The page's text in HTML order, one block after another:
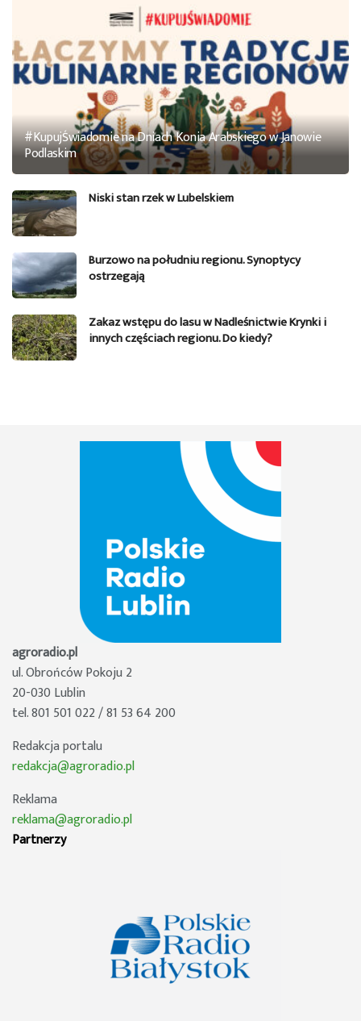
#KupujŚwiadomie na Dniach Konia Arabskiego w Janowie
Podlaskim
Niski stan rzek w Lubelskiem
Burzowo na południu regionu. Synoptycy
ostrzegają
Zakaz wstępu do lasu w Nadleśnictwie Krynki i
innych częściach regionu. Do kiedy?
agroradio.pl
ul. Obrońców Pokoju 2
20-030 Lublin
tel. 801 501 022 / 81 53 64 200
Redakcja portalu
redakcja@agroradio.pl
Reklama
reklama@agroradio.pl
Partnerzy